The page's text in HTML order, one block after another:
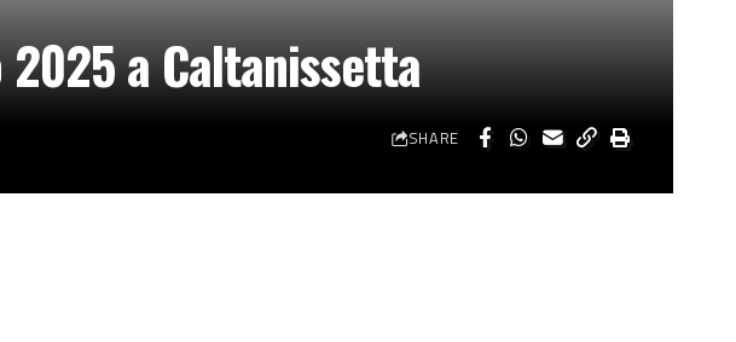
a Caltanissetta
SHARE